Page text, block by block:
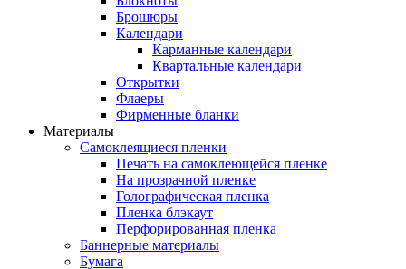
Брошюры
Календари
Карманные календари
Квартальные календари
Открытки
Флаеры
Фирменные бланки
Материалы
Самоклеящиеся пленки
Печать на самоклеющейся пленке
На прозрачной пленке
Голографическая пленка
Пленка блэкаут
Перфорированная пленка
Баннерные материалы
Бумага